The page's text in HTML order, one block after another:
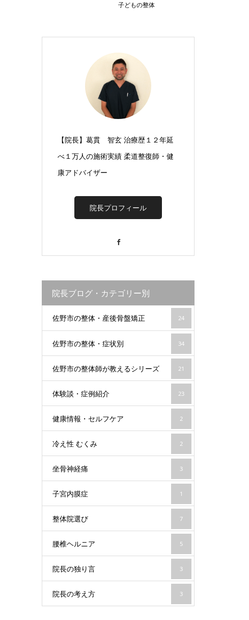
子どもの整体
【院長】葛貫 智玄 治療歴１２年延
べ１万人の施術実績 柔道整復師・健
康アドバイザー
院長プロフィール
院長ブログ・カテゴリー別
佐野市の整体・産後骨盤矯正 24
佐野市の整体・症状別 34
佐野市の整体師が教えるシリーズ 21
体験談・症例紹介 23
健康情報・セルフケア 2
冷え性 むくみ 2
坐骨神経痛 3
子宮内膜症 1
整体院選び 7
腰椎ヘルニア 5
院長の独り言 3
院長の考え方 3